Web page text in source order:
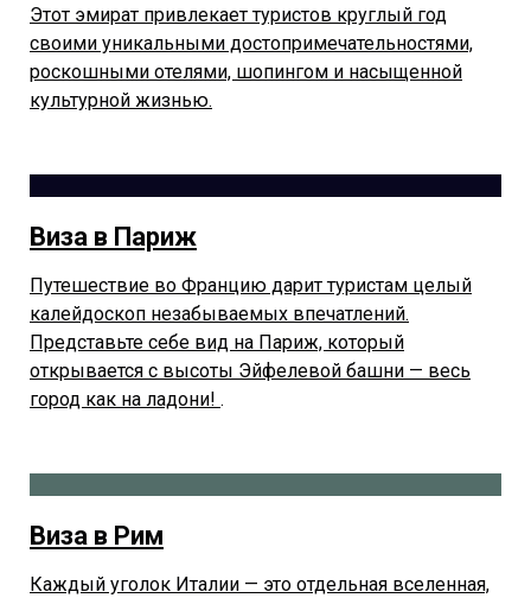
Этот эмират привлекает туристов круглый год
своими уникальными достопримечательностями,
роскошными отелями, шопингом и насыщенной
культурной жизнью.
Виза в Париж
Путешествие во Францию дарит туристам целый
калейдоскоп незабываемых впечатлений.
Представьте себе вид на Париж, который
открывается с высоты Эйфелевой башни — весь
город как на ладони! .
Виза в Рим
Каждый уголок Италии — это отдельная вселенная,